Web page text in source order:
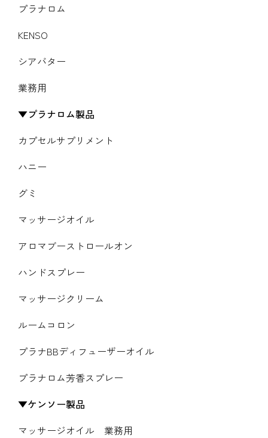
プラナロム
KENSO
シアバター
業務用
プラナロム製品
カプセルサプリメント
ハニー
グミ
マッサージオイル
アロマブーストロールオン
ハンドスプレー
マッサージクリーム
ルームコロン
プラナBBディフューザーオイル
プラナロム芳香スプレー
ケンソー製品
マッサージオイル 業務用